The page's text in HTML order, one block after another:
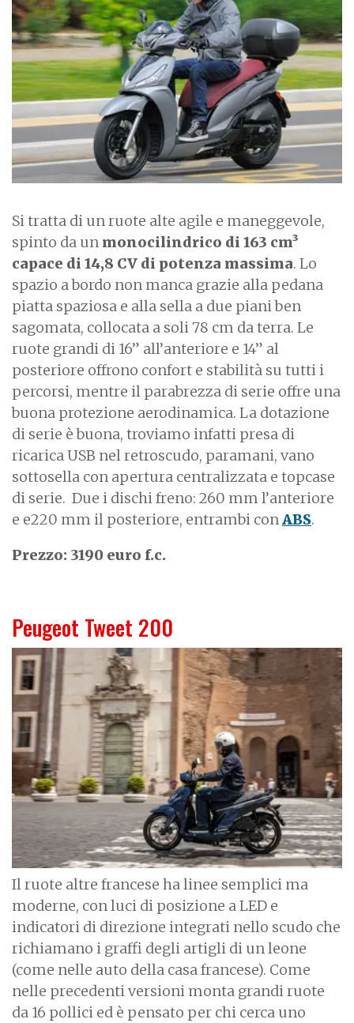
a
g
e
Si tratta di un ruote alte agile e maneggevole,
spinto da un monocilindrico di 163 cm³
capace di 14,8 CV di potenza massima. Lo
spazio a bordo non manca grazie alla pedana
piatta spaziosa e alla sella a due piani ben
sagomata, collocata a soli 78 cm da terra. Le
ruote grandi di 16” all’anteriore e 14” al
posteriore offrono confort e stabilità su tutti i
percorsi, mentre il parabrezza di serie offre una
buona protezione aerodinamica. La dotazione
di serie è buona, troviamo infatti presa di
ricarica USB nel retroscudo, paramani, vano
sottosella con apertura centralizzata e topcase
di serie. Due i dischi freno: 260 mm l’anteriore
e e220 mm il posteriore, entrambi con ABS.
Prezzo: 3190 euro f.c.
Peugeot Tweet 200
I
m
a
g
e
Il ruote altre francese ha linee semplici ma
moderne, con luci di posizione a LED e
indicatori di direzione integrati nello scudo che
richiamano i graffi degli artigli di un leone
(come nelle auto della casa francese). Come
nelle precedenti versioni monta grandi ruote
da 16 pollici ed è pensato per chi cerca uno